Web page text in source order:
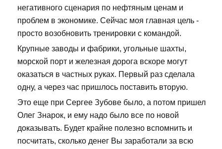
негативного сценария по нефтяным ценам и
проблем в экономике. Сейчас моя главная цель -
просто возобновить тренировки с командой.
Крупные заводы и фабрики, угольные шахты,
морской порт и железная дорога вскоре могут
оказаться в частных руках. Первый раз сделала
одну, а через час пришлось поставить вторую.
Это еще при Сергее Зубове было, а потом пришел
Олег Знарок, и ему надо было все по новой
доказывать. Будет крайне полезно вспомнить и
посчитать, сколько денег Вы заработали за всю